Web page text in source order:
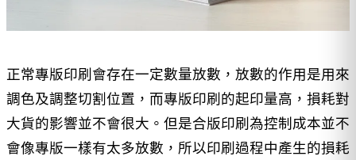
正常專版印刷會存在一定數量放數，放數的作用是用來
調色及調整切割位置，而專版印刷的起印量高，損耗對
大貨的影響並不會很大。但是合版印刷為控制成本並不
會像專版一樣有太多放數，所以印刷過程中產生的損耗